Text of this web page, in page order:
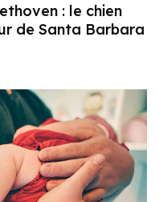
: le chien
de Santa Barbara